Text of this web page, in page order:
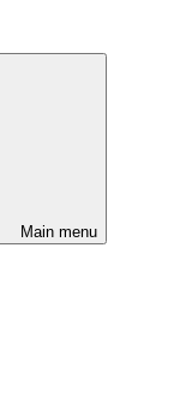
Main menu